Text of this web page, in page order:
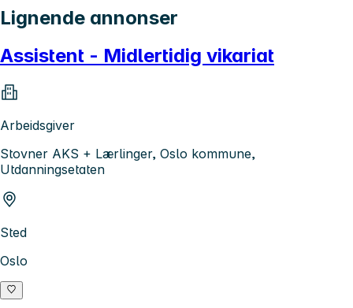
Lignende annonser
Assistent - Midlertidig vikariat
Arbeidsgiver
Stovner AKS + Lærlinger, Oslo kommune,
Utdanningsetaten
Sted
Oslo